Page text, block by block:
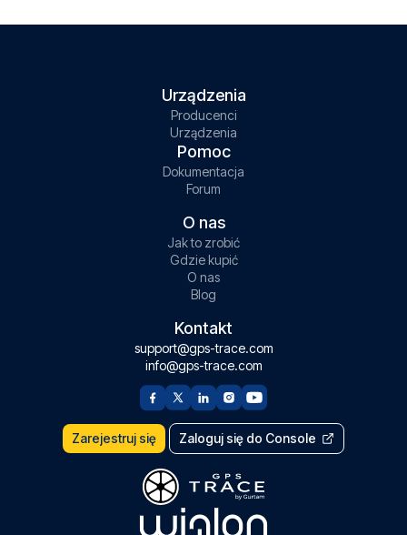
Urządzenia
Producenci
Urządzenia
Pomoc
Dokumentacja
Forum
O nas
Jak to zrobić
Gdzie kupić
O nas
Blog
Kontakt
support@gps-trace.com
info@gps-trace.com
Zarejestruj się Zaloguj się do Console